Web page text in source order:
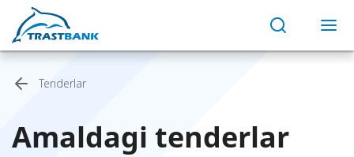
Tenderlar
Amaldagi tenderlar